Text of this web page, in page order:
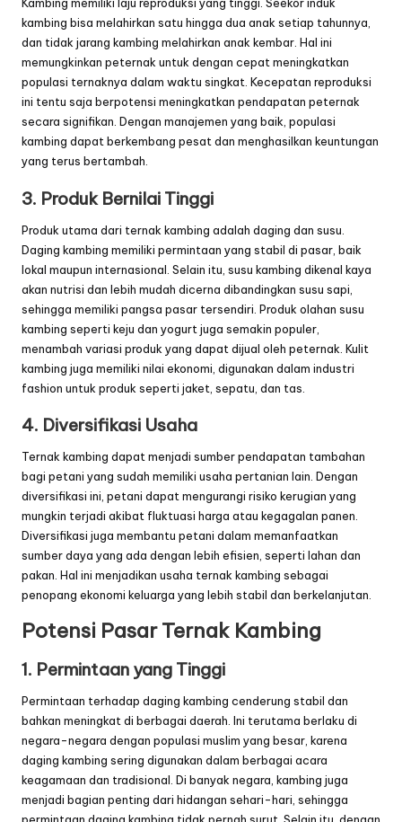
Kambing memiliki laju reproduksi yang tinggi. Seekor induk
kambing bisa melahirkan satu hingga dua anak setiap tahunnya,
dan tidak jarang kambing melahirkan anak kembar. Hal ini
memungkinkan peternak untuk dengan cepat meningkatkan
populasi ternaknya dalam waktu singkat. Kecepatan reproduksi
ini tentu saja berpotensi meningkatkan pendapatan peternak
secara signifikan. Dengan manajemen yang baik, populasi
kambing dapat berkembang pesat dan menghasilkan keuntungan
yang terus bertambah.
3. Produk Bernilai Tinggi
Produk utama dari ternak kambing adalah daging dan susu.
Daging kambing memiliki permintaan yang stabil di pasar, baik
lokal maupun internasional. Selain itu, susu kambing dikenal kaya
akan nutrisi dan lebih mudah dicerna dibandingkan susu sapi,
sehingga memiliki pangsa pasar tersendiri. Produk olahan susu
kambing seperti keju dan yogurt juga semakin populer,
menambah variasi produk yang dapat dijual oleh peternak. Kulit
kambing juga memiliki nilai ekonomi, digunakan dalam industri
fashion untuk produk seperti jaket, sepatu, dan tas.
4. Diversifikasi Usaha
Ternak kambing dapat menjadi sumber pendapatan tambahan
bagi petani yang sudah memiliki usaha pertanian lain. Dengan
diversifikasi ini, petani dapat mengurangi risiko kerugian yang
mungkin terjadi akibat fluktuasi harga atau kegagalan panen.
Diversifikasi juga membantu petani dalam memanfaatkan
sumber daya yang ada dengan lebih efisien, seperti lahan dan
pakan. Hal ini menjadikan usaha ternak kambing sebagai
penopang ekonomi keluarga yang lebih stabil dan berkelanjutan.
Potensi Pasar Ternak Kambing
1. Permintaan yang Tinggi
Permintaan terhadap daging kambing cenderung stabil dan
bahkan meningkat di berbagai daerah. Ini terutama berlaku di
negara-negara dengan populasi muslim yang besar, karena
daging kambing sering digunakan dalam berbagai acara
keagamaan dan tradisional. Di banyak negara, kambing juga
menjadi bagian penting dari hidangan sehari-hari, sehingga